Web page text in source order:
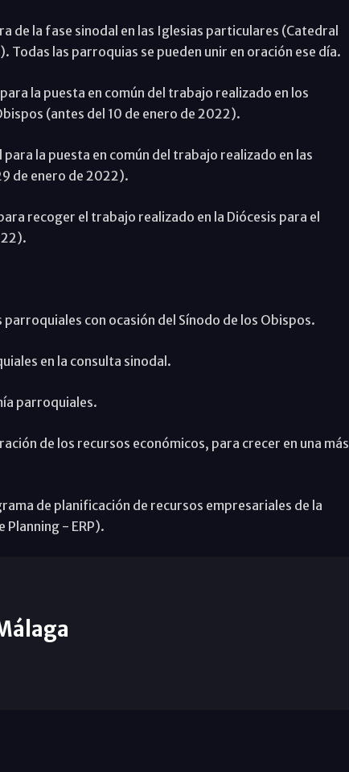
de la fase sinodal en las Iglesias particulares (Catedral
Todas las parroquias se pueden unir en oración ese día.
la puesta en común del trabajo realizado en los
(antes del 10 de enero de 2022).
la puesta en común del trabajo realizado en las
de enero de 2022).
recoger el trabajo realizado en la Diócesis para el
con ocasión del Sínodo de los Obispos.
en la consulta sinodal.
parroquiales.
de los recursos económicos, para crecer en una más
de planificación de recursos empresariales de la
Planning - ERP).